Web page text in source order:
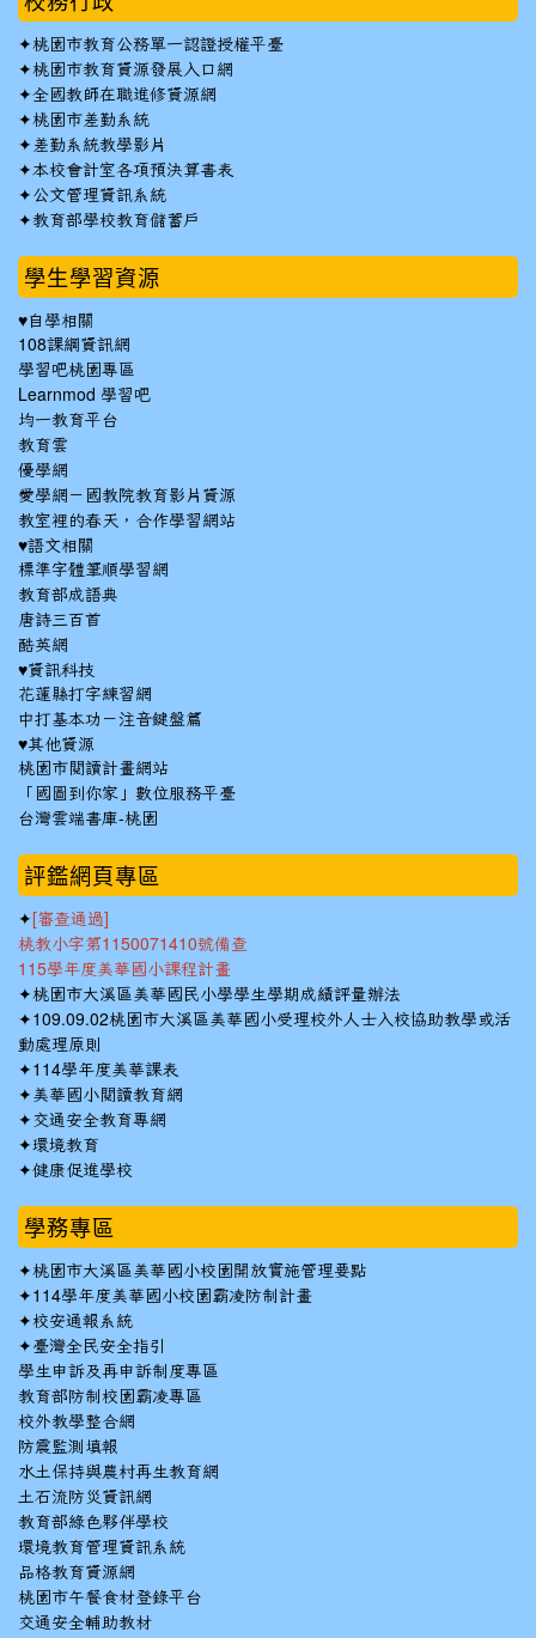
✦桃園市教育公務單一認證授權平臺
✦桃園市教育資源發展入口網
✦全國教師在職進修資源網
✦桃園市差勤系統
✦ 差勤系統教學影片
✦本校會計室各項預決算書表
✦公文管理資訊系統
✦教育部學校教育儲蓄戶
學生學習資源
♥自學相關
108課綱資訊網
學習吧桃園專區
Learnmod 學習吧
均一教育平台
教育雲
優學網
愛學網－國教院教育影片資源
教室裡的春天，合作學習網站
♥語文相關
標準字體筆順學習網
教育部成語典
唐詩三百首
酷英網
♥資訊科技
花蓮縣打字練習網
中打基本功－注音鍵盤篇
♥其他資源
桃園市閱讀計畫網站
「國圖到你家」數位服務平臺
台灣雲端書庫-桃園
::: 評鑑網頁專區
✦ [審查通過]
桃教小字第1150071410號備查
115學年度美華國小課程計畫
✦桃園市大溪區美華國民小學學生學期成績評量辦法
✦109.09.02桃園市大溪區美華國小受理校外人士入校協助教學或活
動處理原則
✦114學年度美華課表
✦美華國小閱讀教育網
✦ 交通安全教育專網
✦環境教育
✦健康促進學校
學務專區
✦桃園市大溪區美華國小校園開放實施管理要點
✦114學年度美華國小校園霸凌防制計畫
✦校安通報系統
✦臺灣全民安全指引
學生申訴及再申訴制度專區
教育部防制校園霸凌專區
校外教學整合網
防震監測填報
水土保持與農村再生教育網
土石流防災資訊網
教育部綠色夥伴學校
環境教育管理資訊系統
品格教育資源網
桃園市午餐食材登錄平台
交通安全輔助教材